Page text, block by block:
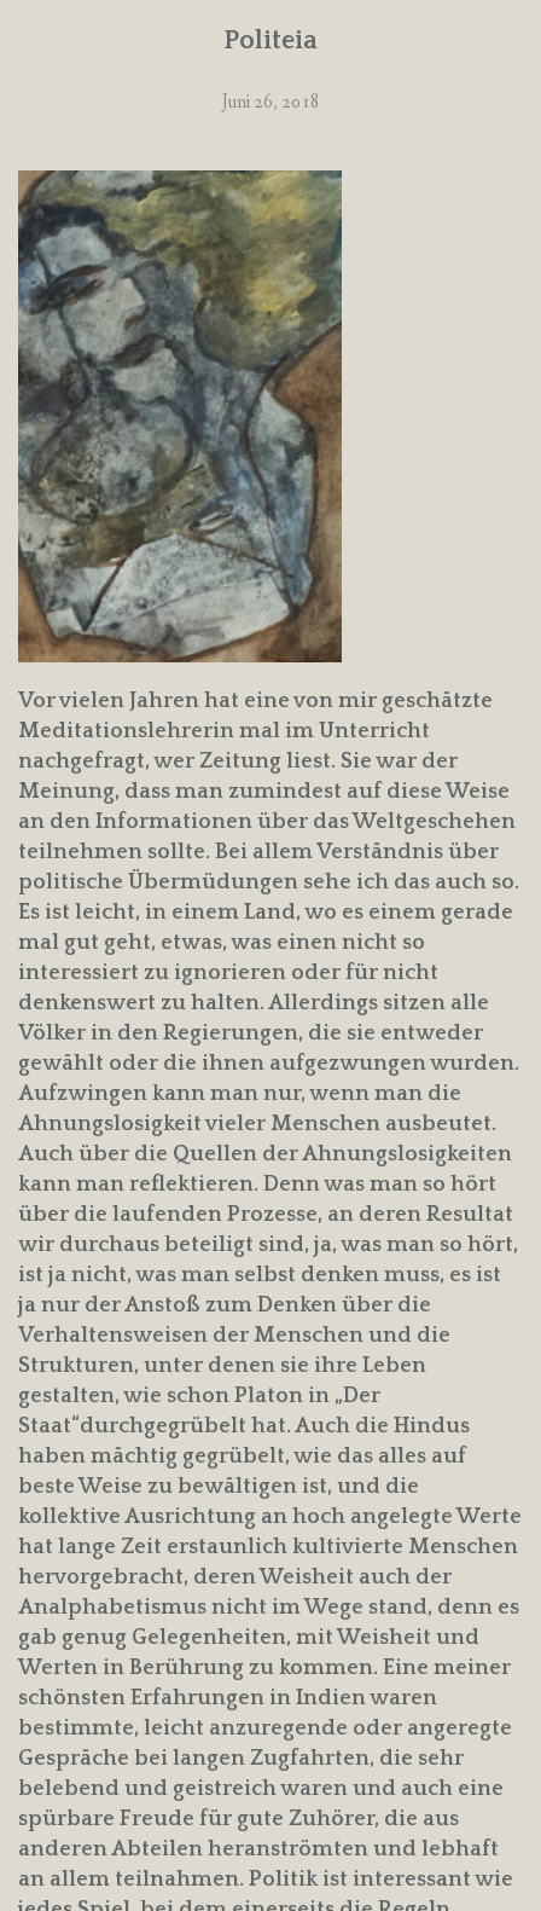
Politeia
Juni 26, 2018
Vor vielen Jahren hat eine von mir geschätzte
Meditationslehrerin mal im Unterricht
nachgefragt, wer Zeitung liest. Sie war der
Meinung, dass man zumindest auf diese Weise
an den Informationen über das Weltgeschehen
teilnehmen sollte. Bei allem Verständnis über
politische Übermüdungen sehe ich das auch so.
Es ist leicht, in einem Land, wo es einem gerade
mal gut geht, etwas, was einen nicht so
interessiert zu ignorieren oder für nicht
denkenswert zu halten. Allerdings sitzen alle
Völker in den Regierungen, die sie entweder
gewählt oder die ihnen aufgezwungen wurden.
Aufzwingen kann man nur, wenn man die
Ahnungslosigkeit vieler Menschen ausbeutet.
Auch über die Quellen der Ahnungslosigkeiten
kann man reflektieren. Denn was man so hört
über die laufenden Prozesse, an deren Resultat
wir durchaus beteiligt sind, ja, was man so hört,
ist ja nicht, was man selbst denken muss, es ist
ja nur der Anstoß zum Denken über die
Verhaltensweisen der Menschen und die
Strukturen, unter denen sie ihre Leben
gestalten, wie schon Platon in „Der
Staat“durchgegrübelt hat. Auch die Hindus
haben mächtig gegrübelt, wie das alles auf
beste Weise zu bewältigen ist, und die
kollektive Ausrichtung an hoch angelegte Werte
hat lange Zeit erstaunlich kultivierte Menschen
hervorgebracht, deren Weisheit auch der
Analphabetismus nicht im Wege stand, denn es
gab genug Gelegenheiten, mit Weisheit und
Werten in Berührung zu kommen. Eine meiner
schönsten Erfahrungen in Indien waren
bestimmte, leicht anzuregende oder angeregte
Gespräche bei langen Zugfahrten, die sehr
belebend und geistreich waren und auch eine
spürbare Freude für gute Zuhörer, die aus
anderen Abteilen heranströmten und lebhaft
an allem teilnahmen. Politik ist interessant wie